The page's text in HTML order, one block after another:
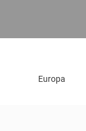
Europa